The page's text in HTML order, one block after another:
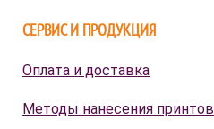
СЕРВИС И ПРОДУКЦИЯ
Оплата и доставка
Методы нанесения принтов